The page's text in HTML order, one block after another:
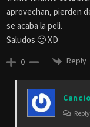
aprovechan, pierden
se acaba la peli.
Saludos 🙂 XD
0 Reply